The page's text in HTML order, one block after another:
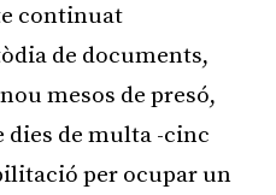
continuat
de documents,
mesos de presó,
dies de multa -cinc
per ocupar un